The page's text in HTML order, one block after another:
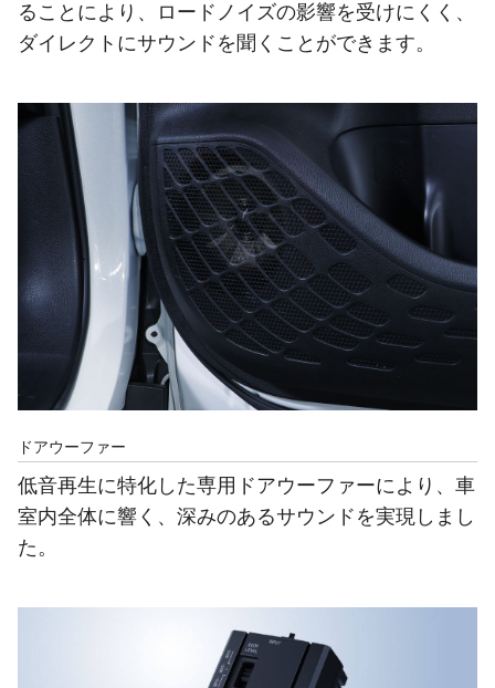
ることにより、ロードノイズの影響を受けにくく、
ダイレクトにサウンドを聞くことができます。
ドアウーファー
低音再生に特化した専用ドアウーファーにより、車
室内全体に響く、深みのあるサウンドを実現しまし
た。